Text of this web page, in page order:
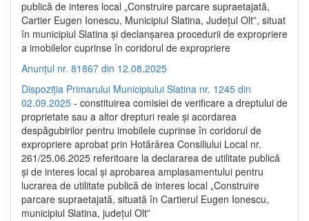
publică de interes local „Construire parcare supraetajată,
Cartier Eugen Ionescu, Municipiul Slatina, Județul Olt”, situat
în municipiul Slatina și declanșarea procedurii de expropriere
a imobilelor cuprinse în coridorul de expropriere
Anunțul nr. 81867 din 12.08.2025
Dispoziția Primarului Municipiului Slatina nr. 1245 din
02.09.2025 - constituirea comisiei de verificare a dreptului de
proprietate sau a altor drepturi reale și acordarea
despăgubirilor pentru imobilele cuprinse în coridorul de
expropriere aprobat prin Hotărârea Consiliului Local nr.
261/25.06.2025 referitoare la declararea de utilitate publică
și de interes local și aprobarea amplasamentului pentru
lucrarea de utilitate publică de interes local „Construire
parcare supraetajată, situată în Cartierul Eugen Ionescu,
municipiul Slatina, județul Olt”